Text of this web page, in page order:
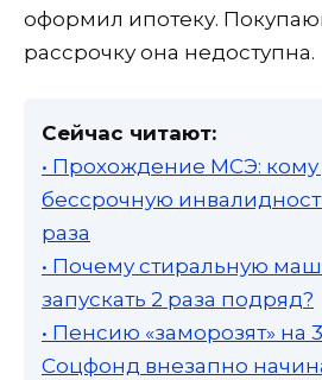
оформил ипотеку.
рассрочку она недоступна.
Сейчас читают:
• Прохождение МСЭ:
бессрочную
раза
• Почему стиральную
запускать 2 раза подряд?
• Пенсию «заморозят» на
Соцфонд внезапно